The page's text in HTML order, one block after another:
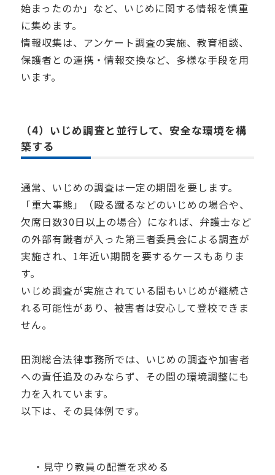
始まったのか」など、いじめに関する情報を慎重
に集めます。
情報収集は、アンケート調査の実施、教育相談、
保護者との連携・情報交換など、多様な手段を用
います。
（4）いじめ調査と並行して、安全な環境を構
築する
通常、いじめの調査は一定の期間を要します。
「重大事態」（殴る蹴るなどのいじめの場合や、
欠席日数30日以上の場合）になれば、弁護士など
の外部有識者が入った第三者委員会による調査が
実施され、1年近い期間を要するケースもありま
す。
いじめ調査が実施されている間もいじめが継続さ
れる可能性があり、被害者は安心して登校できま
せん。
田渕総合法律事務所では、いじめの調査や加害者
への責任追及のみならず、その間の環境調整にも
力を入れています。
以下は、その具体例です。
・見守り教員の配置を求める